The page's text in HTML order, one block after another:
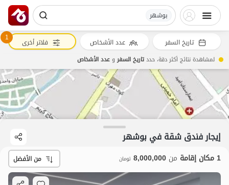
بوشهر
إيجار فندق شقة في بوشهر
1 مكان إقامة من 8,000,000 تومان من الأفضل
تاريخ السفر عدد الأشخاص 1 فلاتر أخرى
لمشاهدة نتائج أكثر دقة، حددتاريخ السفروعدد الأشخاص